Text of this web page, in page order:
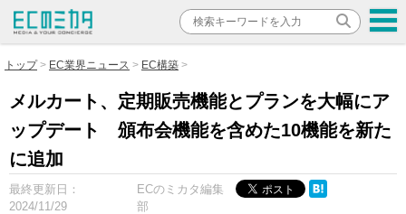
トップ EC業界ニュース EC構築
メルカート、定期販売機能とプランを大幅にア
ップデート 頒布会機能を含めた10機能を新た
に追加
最終更新日：
2024/11/29
ECのミカタ編集
部